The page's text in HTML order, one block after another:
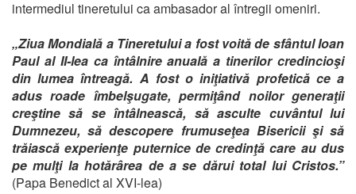
intermediul tineretului ca ambasador al întregii omeniri.
„Ziua Mondială a Tineretului a fost voită de sfântul Ioan
Paul al II-lea ca întâlnire anuală a tinerilor credincioşi
din lumea întreagă. A fost o iniţiativă profetică ce a
adus roade îmbelşugate, permiţând noilor generaţii
creştine să se întâlnească, să asculte cuvântul lui
Dumnezeu, să descopere frumuseţea Bisericii şi să
trăiască experienţe puternice de credinţă care au dus
pe mulţi la hotărârea de a se dărui total lui Cristos.”
(Papa Benedict al XVI-lea)